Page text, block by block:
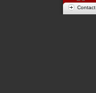
Contact